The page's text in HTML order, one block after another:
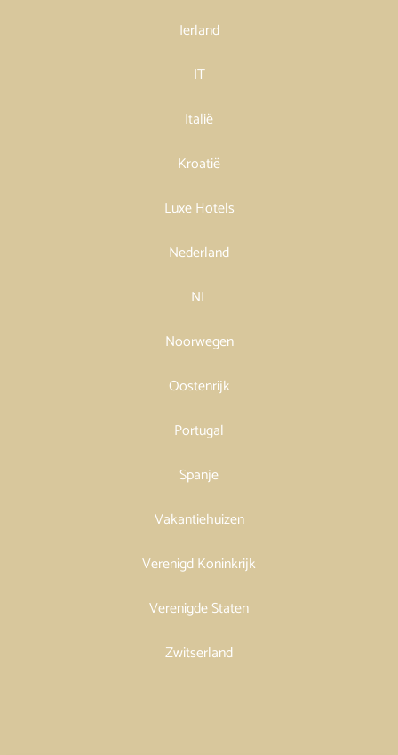
Ierland
IT
Italië
Kroatië
Luxe Hotels
Nederland
NL
Noorwegen
Oostenrijk
Portugal
Spanje
Vakantiehuizen
Verenigd Koninkrijk
Verenigde Staten
Zwitserland